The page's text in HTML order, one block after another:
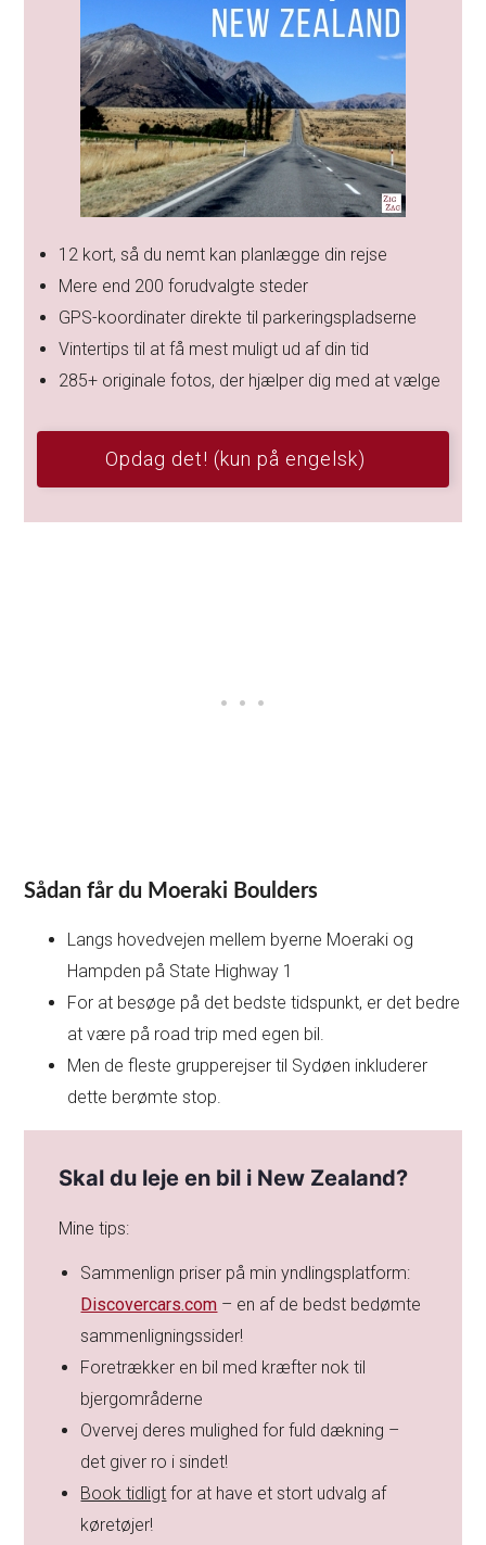
12 kort, så du nemt kan planlægge din rejse
Mere end 200 forudvalgte steder
GPS-koordinater direkte til parkeringspladserne
Vintertips til at få mest muligt ud af din tid
285+ originale fotos, der hjælper dig med at vælge
Opdag det! (kun på engelsk)
Sådan får du Moeraki Boulders
Langs hovedvejen mellem byerne Moeraki og
Hampden på State Highway 1
For at besøge på det bedste tidspunkt, er det bedre
at være på road trip med egen bil.
Men de fleste grupperejser til Sydøen inkluderer
dette berømte stop.
Skal du leje en bil i New Zealand?
Mine tips:
Sammenlign priser på min yndlingsplatform:
Discovercars.com – en af de bedst bedømte
sammenligningssider!
Foretrækker en bil med kræfter nok til
bjergområderne
Overvej deres mulighed for fuld dækning –
det giver ro i sindet!
Book tidligt for at have et stort udvalg af
køretøjer!